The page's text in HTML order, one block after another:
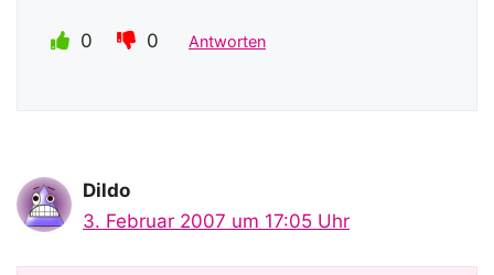
0 0 Antworten
Dildo
3. Februar 2007 um 17:05 Uhr